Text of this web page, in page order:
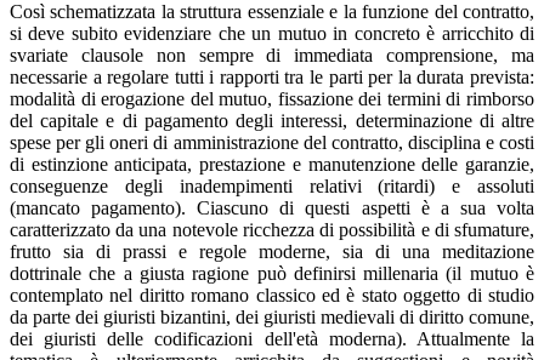
Così schematizzata la struttura essenziale e la funzione del contratto,
si deve subito evidenziare che un mutuo in concreto è arricchito di
svariate clausole non sempre di immediata comprensione, ma
necessarie a regolare tutti i rapporti tra le parti per la durata prevista:
modalità di erogazione del mutuo, fissazione dei termini di rimborso
del capitale e di pagamento degli interessi, determinazione di altre
spese per gli oneri di amministrazione del contratto, disciplina e costi
di estinzione anticipata, prestazione e manutenzione delle garanzie,
conseguenze degli inadempimenti relativi (ritardi) e assoluti
(mancato pagamento). Ciascuno di questi aspetti è a sua volta
caratterizzato da una notevole ricchezza di possibilità e di sfumature,
frutto sia di prassi e regole moderne, sia di una meditazione
dottrinale che a giusta ragione può definirsi millenaria (il mutuo è
contemplato nel diritto romano classico ed è stato oggetto di studio
da parte dei giuristi bizantini, dei giuristi medievali di diritto comune,
dei giuristi delle codificazioni dell'età moderna). Attualmente la